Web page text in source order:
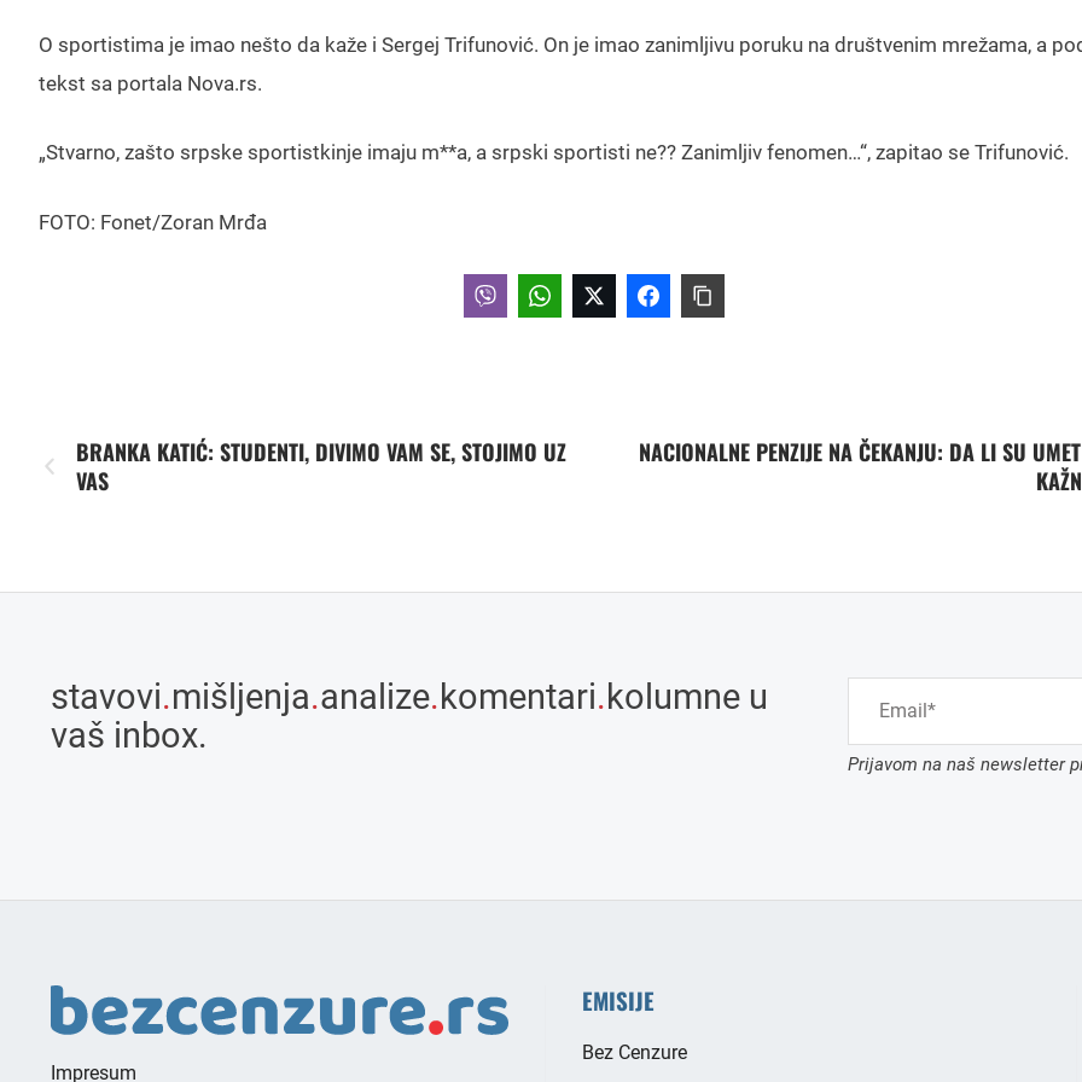
O sportistima je imao nešto da kaže i Sergej Trifunović. On je imao zanimljivu poruku na društvenim mrežama, a
tekst sa portala Nova.rs.
„Stvarno, zašto srpske sportistkinje imaju m**a, a srpski sportisti ne?? Zanimljiv fenomen…“, zapitao se Trifunović.
FOTO: Fonet/Zoran Mrđa
BRANKA KATIĆ: STUDENTI, DIVIMO VAM SE, STOJIMO UZ
VAS
NACIONALNE PENZIJE NA ČEKANJU: DA LI SU
stavovi.mišljenja.analize.komentari.kolumne u
vaš inbox.
Prijavom na naš newsletter
Impresum
EMISIJE
Bez Cenzure